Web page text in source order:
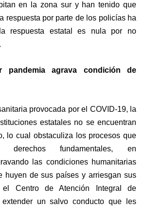
en la zona sur y han tenido que
respuesta por parte de los policías ha
respuesta estatal es nula por no
pandemia agrava condición de
provocada por el COVID-19, la
estatales no se encuentran
lo cual obstaculiza los procesos que
derechos fundamentales, en
las condiciones humanitarias
huyen de sus países y arriesgan sus
Centro de Atención Integral de
extender un salvo conducto que les